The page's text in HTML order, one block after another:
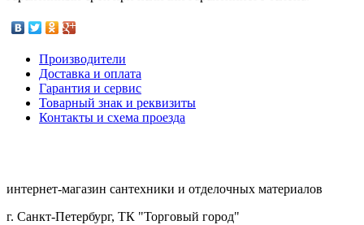
Производители
Доставка и оплата
Гарантия и сервис
Товарный знак и реквизиты
Контакты и схема проезда
интернет-магазин сантехники и отделочных материалов
г. Санкт-Петербург, ТК "Торговый город"